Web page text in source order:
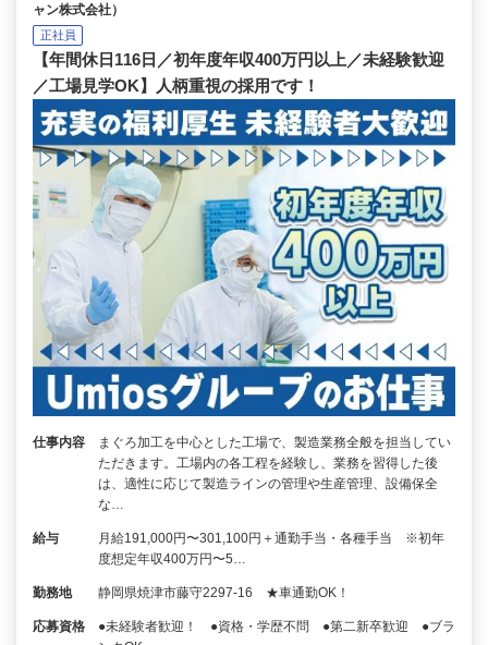
ャン株式会社）
正社員
【年間休日116日／初年度年収400万円以上／未経験歓迎
／工場見学OK】人柄重視の採用です！
仕事内容
まぐろ加工を中心とした工場で、製造業務全般を担当してい
ただきます。工場内の各工程を経験し、業務を習得した後
は、適性に応じて製造ラインの管理や生産管理、設備保全
な…
給与
月給191,000円〜301,100円＋通勤手当・各種手当 ※初年
度想定年収400万円〜5…
勤務地 静岡県焼津市藤守2297-16 ★車通勤OK！
応募資格
●未経験者歓迎！ ●資格・学歴不問 ●第二新卒歓迎 ●ブラ